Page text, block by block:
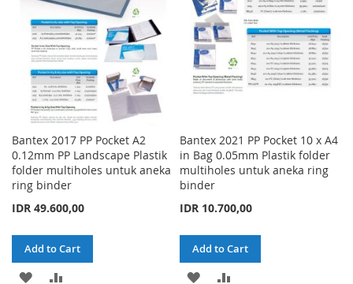
Bantex 2017 PP Pocket A2
0.12mm PP Landscape Plastik
folder multiholes untuk aneka
ring binder
IDR 49.600,00
Add to Cart
ADD
Bantex 2021 PP Pocket 10 x A4
in Bag 0.05mm Plastik folder
multiholes untuk aneka ring
binder
IDR 10.700,00
Add to Cart
ADD